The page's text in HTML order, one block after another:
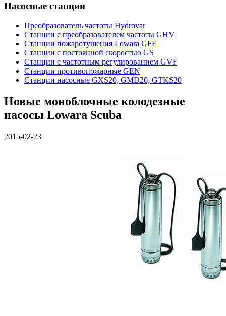
Насосные станции
Преобразователь частоты Hydrovar
Станции с преобразователем частоты GHV
Станции пожаротушения Lowara GFF
Станции с постоянной скоростью GS
Станции с частотным регулированием GVF
Станции противопожарные GEN
Станции насосные GXS20, GMD20, GTKS20
Новые моноблочные колодезные
насосы Lowara Scuba
2015-02-23